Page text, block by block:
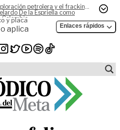
petrolera y el fracking,
De la Espriella como
y placa
aplica Enlaces rápidos